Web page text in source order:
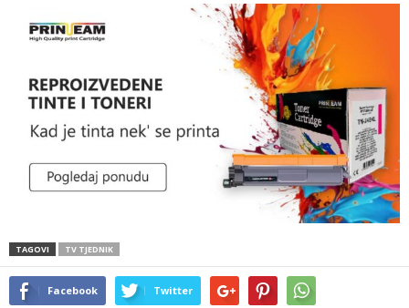
TAGOVI TV TJEDNIK
Facebook Twitter